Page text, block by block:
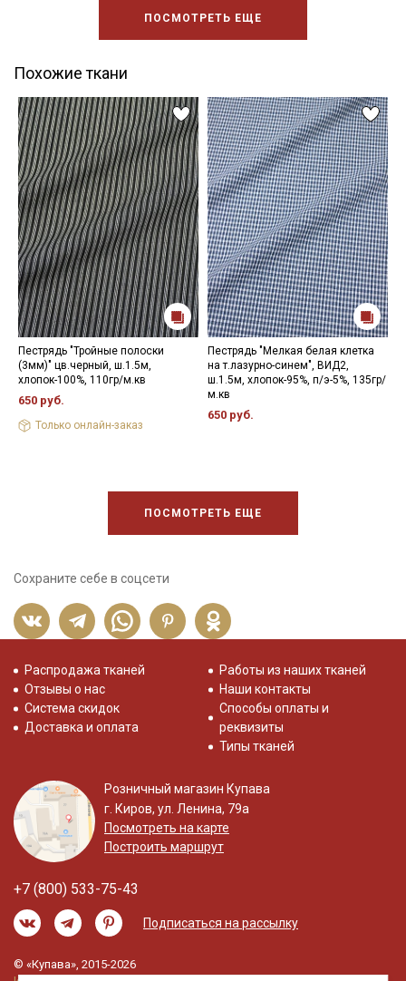
ПОСМОТРЕТЬ ЕЩЕ
Похожие ткани
Пестрядь "Тройные полоски
(3мм)" цв.черный, ш.1.5м,
хлопок-100%, 110гр/м.кв
650 руб.
Только онлайн-заказ
Пестрядь "Мелкая белая клетка
на т.лазурно-синем", ВИД2,
ш.1.5м, хлопок-95%, п/э-5%, 135гр/
м.кв
650 руб.
ПОСМОТРЕТЬ ЕЩЕ
Сохраните себе в соцсети
Распродажа тканей
Отзывы о нас
Система скидок
Доставка и оплата
Работы из наших тканей
Наши контакты
Способы оплаты и
реквизиты
Типы тканей
Розничный магазин Купава
г. Киров, ул. Ленина, 79а
Посмотреть на карте
Построить маршрут
+7 (800) 533-75-43
Подписаться на рассылку
© «Купава», 2015-2026